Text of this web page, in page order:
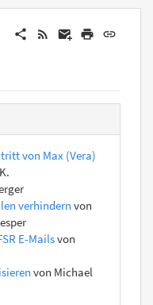
von Max (Vera)
verhindern von
E-Mailsvon
von Michael